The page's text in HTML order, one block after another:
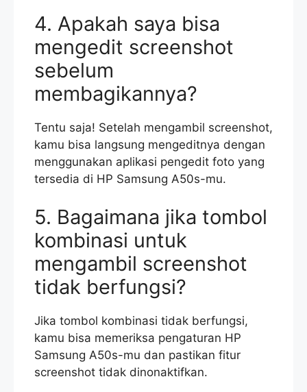
4. Apakah saya bisa
mengedit screenshot
sebelum
membagikannya?
Tentu saja! Setelah mengambil screenshot,
kamu bisa langsung mengeditnya dengan
menggunakan aplikasi pengedit foto yang
tersedia di HP Samsung A50s-mu.
5. Bagaimana jika tombol
kombinasi untuk
mengambil screenshot
tidak berfungsi?
Jika tombol kombinasi tidak berfungsi,
kamu bisa memeriksa pengaturan HP
Samsung A50s-mu dan pastikan fitur
screenshot tidak dinonaktifkan.